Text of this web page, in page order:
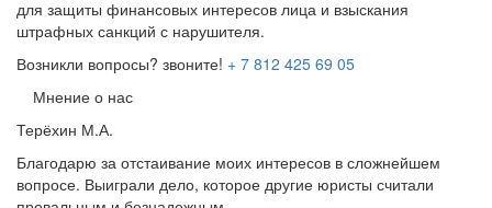
для защиты финансовых интересов лица и взыскания
штрафных санкций с нарушителя.
Возникли вопросы? звоните! + 7 812 425 69 05
Мнение о нас
Терёхин М.А.
Благодарю за отстаивание моих интересов в сложнейшем
вопросе. Выиграли дело, которое другие юристы считали